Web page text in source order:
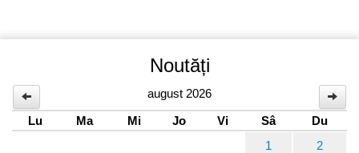
Noutăți
august 2026
Lu
Ma Mi Jo Vi Sâ
Du
1
2